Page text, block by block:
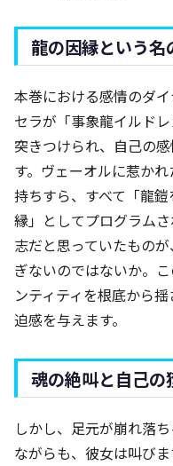
龍の因縁という
本巻における感情のダ
セラが「事象龍イルド
突きつけられ、自己の
す。ヴェーオルに惹か
持ちすら、すべて「龍
縁」としてプログラム
志だと思っていたもの
ぎないのではないか。
ンティティを根底から
迫感を与えます。
魂の絶叫と自己の
しかし、足元が崩れ落
ながらも、彼女は叫び